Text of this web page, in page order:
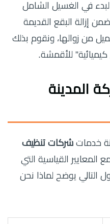
في الغسيل الشامل
إزالة البقع القديمة
من زوالها، ونقوم بذلك
للأقمشة.
المدينة
خدمات شركات تنظيف
مع المعايير القياسية التي
التالي يوضح لماذا نحن